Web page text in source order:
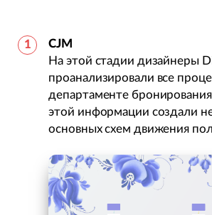
CJM
На этой стадии дизайнеры
проанализировали все
департаменте
этой информации создали
основных схем движения